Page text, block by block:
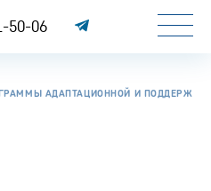
50-06
АДАПТАЦИОННОЙ И